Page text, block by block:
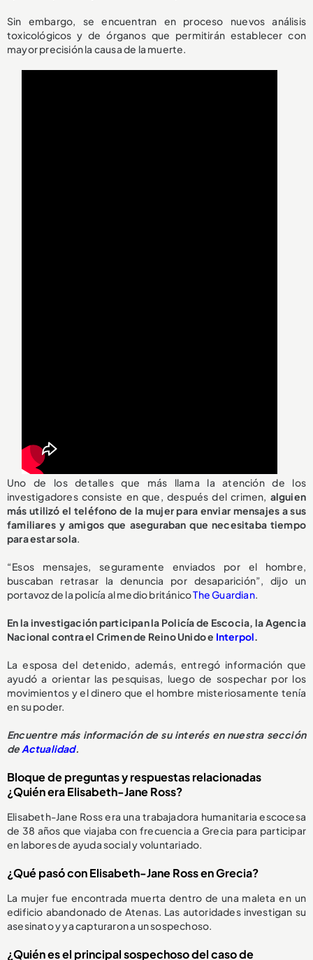
Sin embargo, se encuentran en proceso nuevos análisis
toxicológicos y de órganos que permitirán establecer con
mayor precisión la causa de la muerte.
Uno de los detalles que más llama la atención de los
investigadores consiste en que, después del crimen, alguien
más utilizó el teléfono de la mujer para enviar mensajes a sus
familiares y amigos que aseguraban que necesitaba tiempo
para estar sola.
“Esos mensajes, seguramente enviados por el hombre,
buscaban retrasar la denuncia por desaparición”, dijo un
portavoz de la policía al medio británicoThe Guardian.
En la investigación participan la Policía de Escocia, la Agencia
Nacional contra el Crimen de Reino Unido e Interpol.
La esposa del detenido, además, entregó información que
ayudó a orientar las pesquisas, luego de sospechar por los
movimientos y el dinero que el hombre misteriosamente tenía
en su poder.
Encuentre más información de su interés en nuestra sección
deActualidad.
Bloque de preguntas y respuestas relacionadas
¿Quién era Elisabeth-Jane Ross?
Elisabeth-Jane Ross era una trabajadora humanitaria escocesa
de 38 años que viajaba con frecuencia a Grecia para participar
en labores de ayuda social y voluntariado.
¿Qué pasó con Elisabeth-Jane Ross en Grecia?
La mujer fue encontrada muerta dentro de una maleta en un
edificio abandonado de Atenas. Las autoridades investigan su
asesinato y ya capturaron a un sospechoso.
¿Quién es el principal sospechoso del caso de